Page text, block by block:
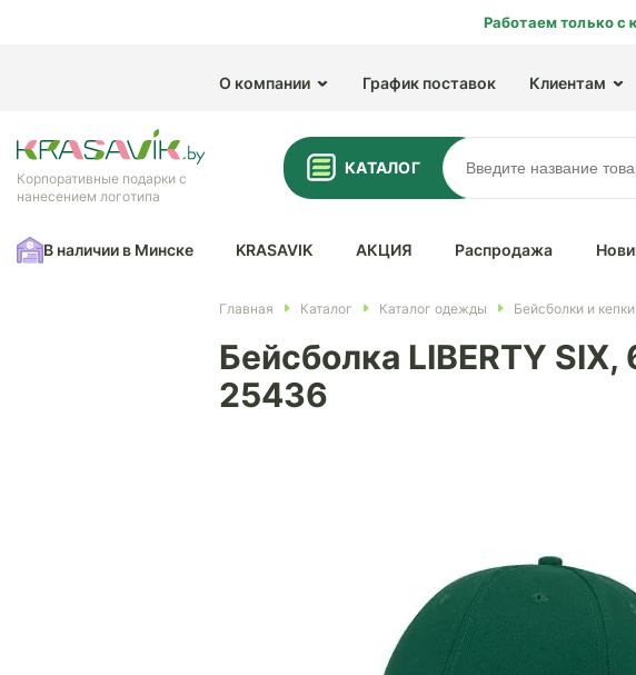
Работаем только с
О компании График поставок Клиентам
Корпоративные подарки с
нанесением логотипа
КАТАЛОГ
В наличии в Минске KRASAVIK АКЦИЯ Распродажа
Главная Каталог Каталог одежды Бейсболки и
Бейсболка LIBERTY
25436